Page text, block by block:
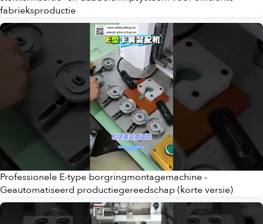
fabrieksproductie
Professionele E-type borgringmontagemachine -
Geautomatiseerd productiegereedschap (korte versie)